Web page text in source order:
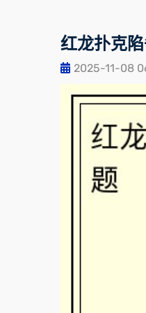
红龙扑克
2025-11-08